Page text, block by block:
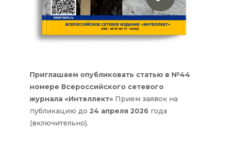
Приглашаем опубликовать статью в №44
номере Всероссийского сетевого
журнала «Интеллект» Прием заявок на
публикацию до 24 апреля 2026 года
(включительно).